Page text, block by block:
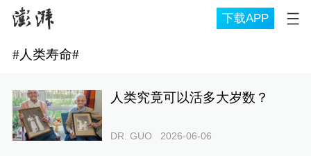
下载APP
#人类寿命#
人类究竟可以活多大岁数？
DR. GUO 2026-06-06